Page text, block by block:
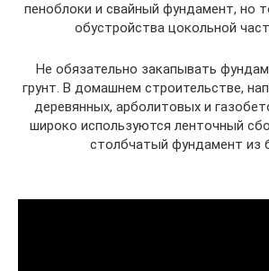
пеноблоки и свайный фундамент, но
обустройства цокольной
Не обязательно закапывать
грунт. В домашнем строительстве,
деревянных, арболитовых и
широко используются ленточный
столбчатый фундамент из